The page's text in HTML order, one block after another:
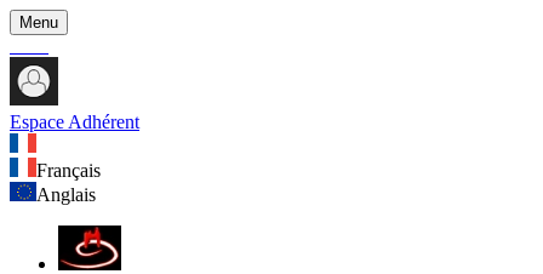
Menu
Espace Adhérent
Français
Anglais